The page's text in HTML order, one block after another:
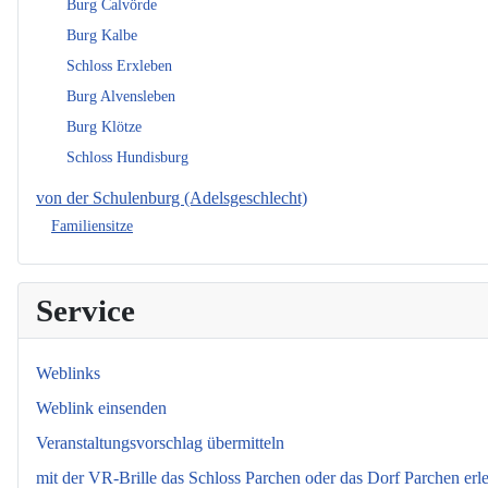
Burg Calvörde
Burg Kalbe
Schloss Erxleben
Burg Alvensleben
Burg Klötze
Schloss Hundisburg
von der Schulenburg (Adelsgeschlecht)
Familiensitze
Service
Weblinks
Weblink einsenden
Veranstaltungsvorschlag übermitteln
mit der VR-Brille das Schloss Parchen oder das Dorf Parchen